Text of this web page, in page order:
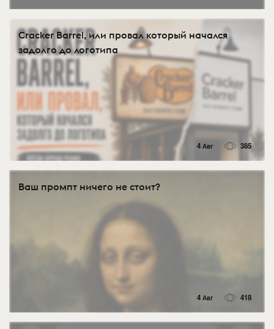
Cracker Barrel, или провал который начался
задолго до логотипа
4 Авг 385
Ваш промпт ничего не стоит?
4 Авг 418